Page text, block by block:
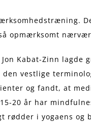
opmærksomt
Kabat-Zinn
vestlige
og fandt, at
20 år har
rødder i yogaens og